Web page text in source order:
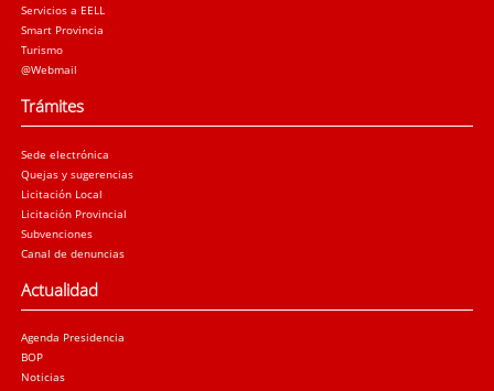
Servicios a EELL
Smart Provincia
Turismo
@Webmail
Trámites
Sede electrónica
Quejas y sugerencias
Licitación Local
Licitación Provincial
Subvenciones
Canal de denuncias
Actualidad
Agenda Presidencia
BOP
Noticias